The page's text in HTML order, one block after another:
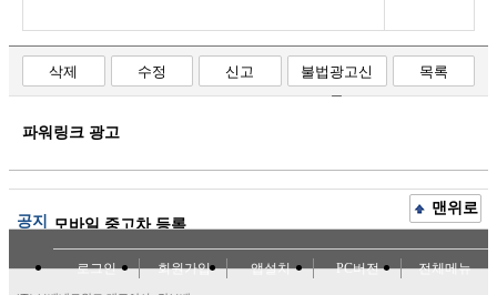
삭제 수정 신고
불법광고신
고
목록
파워링크 광고
공지 모바일 중고차 등록
맨위로
로그인 회원가입 앱설치 PC버전 전체메뉴